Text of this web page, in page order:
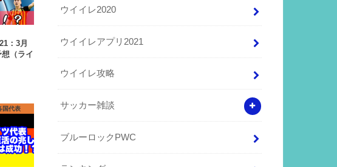
：3月
（ライ
国代表
ウイイレ2020
ウイイレアプリ2021
ウイイレ攻略
サッカー雑談
ブルーロックPWC